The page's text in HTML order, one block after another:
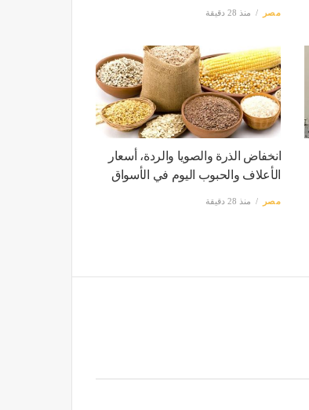
مصر منذ 28 دقيقة
انخفاض الذرة والصويا والردة، أسعار
الأعلاف والحبوب اليوم في الأسواق
مصر منذ 28 دقيقة